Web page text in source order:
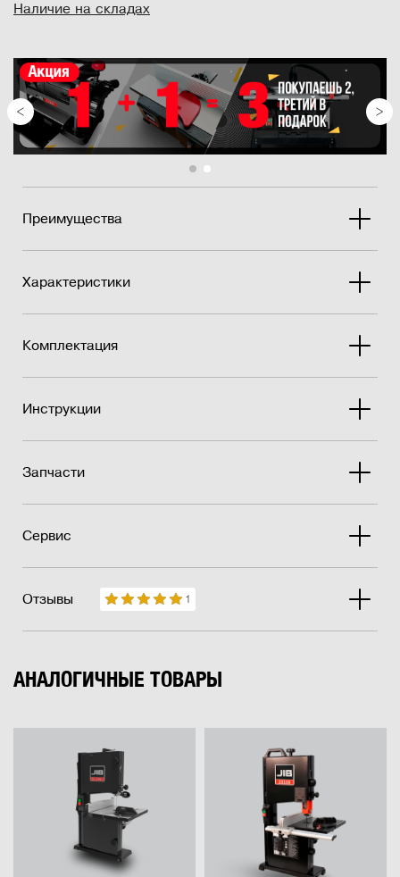
поддержку пильного полотна во время резки
Стол из обработанного чугуна с Т-образными пазами
д�...
Наличие на складах
Преимущества
Характеристики
Комплектация
Инструкции
Запчасти
Сервис
Отзывы 1
АНАЛОГИЧНЫЕ ТОВАРЫ